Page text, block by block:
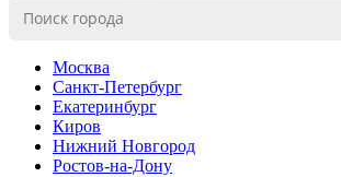
Москва
Санкт-Петербург
Екатеринбург
Киров
Нижний Новгород
Ростов-на-Дону